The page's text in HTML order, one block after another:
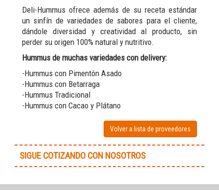
Deli-Hummus ofrece además de su receta estándar
un sinfín de variedades de sabores para el cliente,
dándole diversidad y creatividad al producto, sin
perder su origen 100% natural y nutritivo.
Hummus de muchas variedades con delivery:
-Hummus con Pimentón Asado
-Hummus con Betarraga
-Hummus Tradicional
-Hummus con Cacao y Plátano
Volver a lista de proveedores
SIGUE COTIZANDO CON NOSOTROS